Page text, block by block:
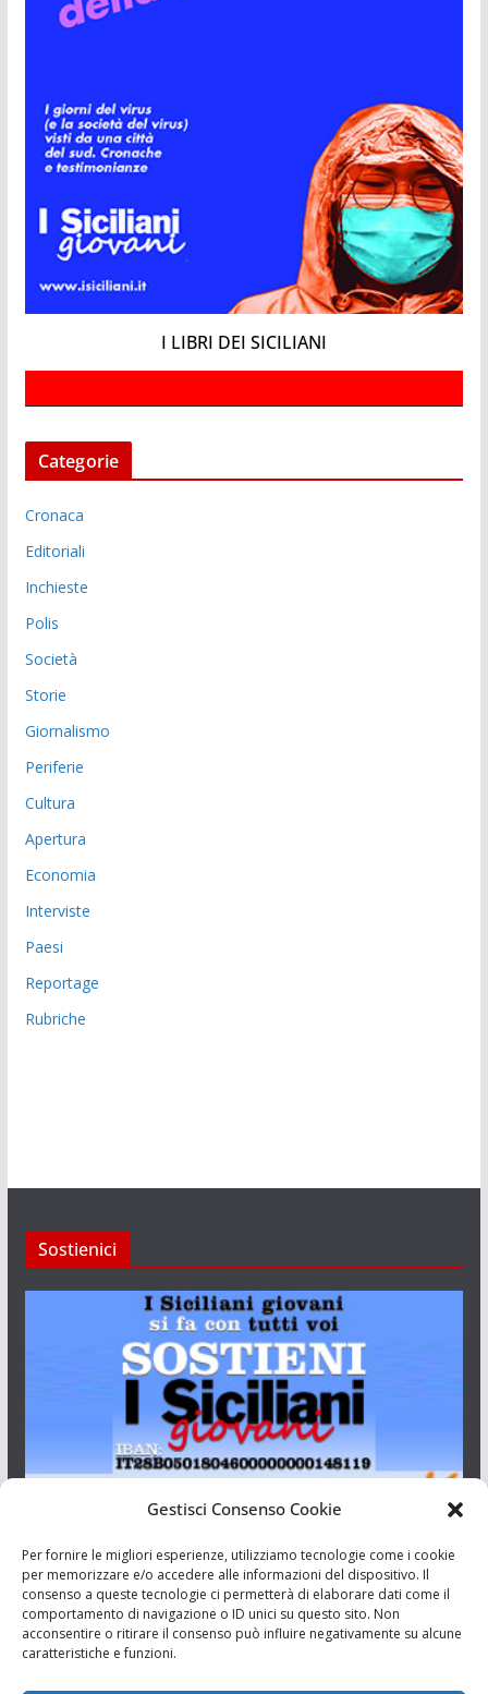
Gestisci Consenso Cookie
Per fornire le migliori esperienze, utilizziamo tecnologie come i cookie
per memorizzare e/o accedere alle informazioni del dispositivo. Il
consenso a queste tecnologie ci permetterà di elaborare dati come il
comportamento di navigazione o ID unici su questo sito. Non
acconsentire o ritirare il consenso può influire negativamente su alcune
caratteristiche e funzioni.
I LIBRI DEI SICILIANI
Categorie
Cronaca
Editoriali
Inchieste
Polis
Società
Storie
Giornalismo
Periferie
Cultura
Apertura
Economia
Interviste
Paesi
Reportage
Rubriche
Sostienici
Aut. del tribunale di Catania n.23/2011 del 20/09/2011 Dir.
Resp. Riccardo Orioles.